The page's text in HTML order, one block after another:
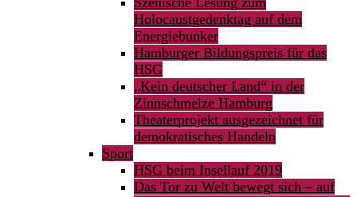
Holocaustgedenktag auf dem
Energiebunker
Hamburger Bildungspreis für das
HSG
„Kein deutscher Land“ in der
Zinnschmelze Hamburg
Theaterprojekt ausgezeichnet für
demokratisches Handeln
Sport
HSG beim Insellauf 2019
Das Tor zu Welt bewegt sich – auf